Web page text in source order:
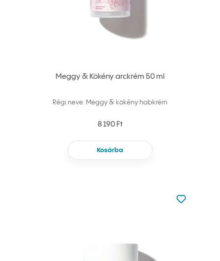
Meggy & Kökény arckrém 50 ml
Régi neve: Meggy & kökény habkrém
8 190 Ft
Kosárba
Nincsen
Hozzáadás